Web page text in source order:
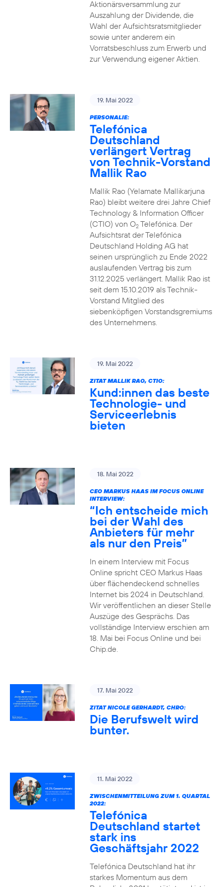
Aktionärsversammlung zur
Auszahlung der Dividende, die
Wahl der Aufsichtsratsmitglieder
sowie unter anderem ein
Vorratsbeschluss zum Erwerb und
zur Verwendung eigener Aktien.
19. Mai 2022
PERSONALIE:
Telefónica
Deutschland
verlängert Vertrag
von Technik-Vorstand
Mallik Rao
Mallik Rao (Yelamate Mallikarjuna
Rao) bleibt weitere drei Jahre Chief
Technology & Information Officer
(CTIO) von O2Telefónica. Der
Aufsichtsrat der Telefónica
Deutschland Holding AG hat
seinen ursprünglich zu Ende 2022
auslaufenden Vertrag bis zum
31.12.2025 verlängert. Mallik Rao ist
seit dem 15.10.2019 als Technik-
Vorstand Mitglied des
siebenköpfigen Vorstandsgremiums
des Unternehmens.
19. Mai 2022
ZITAT MALLIK RAO, CTIO:
Kund:innen das beste
Technologie- und
Serviceerlebnis
bieten
18. Mai 2022
CEO MARKUS HAAS IM FOCUS ONLINE
INTERVIEW:
“Ich entscheide mich
bei der Wahl des
Anbieters für mehr
als nur den Preis”
In einem Interview mit Focus
Online spricht CEO Markus Haas
über flächendeckend schnelles
Internet bis 2024 in Deutschland.
Wir veröffentlichen an dieser Stelle
Auszüge des Gesprächs. Das
vollständige Interview erschien am
18. Mai bei Focus Online und bei
Chip.de.
17. Mai 2022
ZITAT NICOLE GERHARDT, CHRO:
Die Berufswelt wird
bunter.
11. Mai 2022
ZWISCHENMITTEILUNG ZUM 1. QUARTAL
2022:
Telefónica
Deutschland startet
stark ins
Geschäftsjahr 2022
Telefónica Deutschland hat ihr
starkes Momentum aus dem